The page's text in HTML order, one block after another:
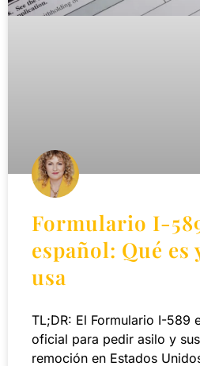
Formulario I-
español: Qué es
usa
TL;DR: El Formulario I-589
oficial para pedir asilo y
remoción en Estados